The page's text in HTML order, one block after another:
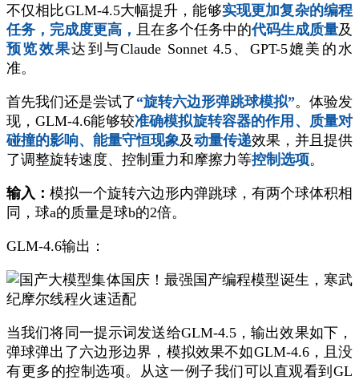
不仅相比GLM-4.5大幅提升，能够实现更加复杂的编程
任务 ，完成度更高， 且在多个任务中的代码生成质量及
预览效果达到与Claude Sonnet 4.5、GPT-5媲美的水
准。
首先我们还是尝试了“旋转六边形弹跳球模拟”。体验发
现，GLM-4.6能够较准确模拟旋转容器的作用、质量对
碰撞的影响、能量守恒现象及动量传递效果，并且提供
了调整旋转速度、控制重力和摩擦力等控制选项。
输入： 模拟一个旋转六边形内弹跳球，有两个球体积相
同，球a的质量是球b的2倍。
GLM-4.6输出：
当我们将同一提示词发送给GLM-4.5，输出效果如下，
弹球弹出了六边形边界，模拟效果不如GLM-4.6，且没
有更多的控制选项。从这一例子我们可以直观看到GL